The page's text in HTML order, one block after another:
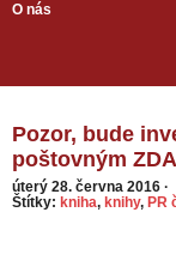
O nás
Pozor, bude
poštovným
úterý 28. června 2016 ·
Štítky: kniha, knihy, PR